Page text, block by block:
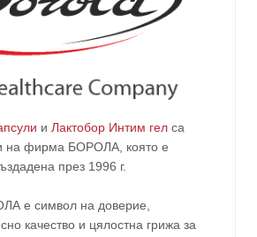
и Лактобор Интим гел са
на фирма БОРОЛА, която е
през 1996 г.
е символ на доверие,
качество и цялостна грижа за